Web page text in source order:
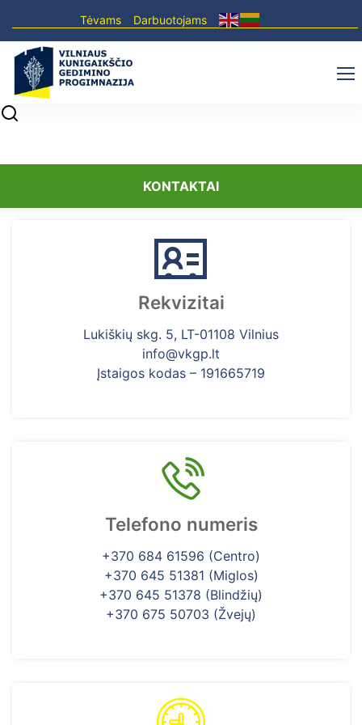
Tėvams Darbuotojams
KONTAKTAI
Rekvizitai
Lukiškių skg. 5, LT-01108 Vilnius
info@vkgp.lt
Įstaigos kodas – 191665719
Telefono numeris
+370 684 61596 (Centro)
+370 645 51381 (Miglos)
+370 645 51378 (Blindžių)
+370 675 50703 (Žvejų)